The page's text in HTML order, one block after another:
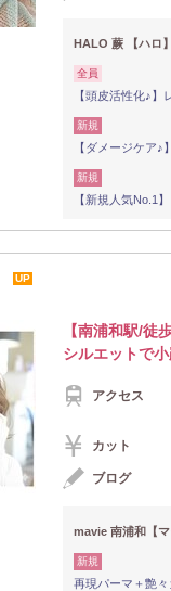
HALO 蕨 【ハロ
全員
【頭皮活性化♪】
新規
【ダメージケア♪
新規
【新規人気No.1
UP
【南浦和駅/
シルエットで
アクセス
カット
ブログ
mavie 南浦和【
新規
再現パーマ＋艶